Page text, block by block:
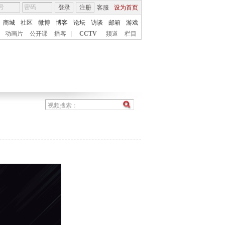
客服 设为首页
登录 注册
商城 社区 微博 博客 论坛 访谈 邮箱
游戏
动画片 公开课 播客 CCTV 频道 栏目